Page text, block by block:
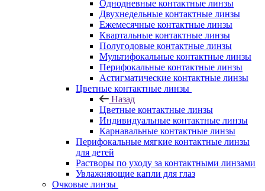
Однодневные контактные линзы
Двухнедельные контактные линзы
Ежемесячные контактные линзы
Квартальные контактные линзы
Полугодовые контактные линзы
Мультифокальные контактные линзы
Перифокальные контактные линзы
Астигматические контактные линзы
Цветные контактные линзы
Назад
Цветные контактные линзы
Индивидуальные контактные линзы
Карнавальные контактные линзы
Перифокальные мягкие контактные линзы
для детей
Растворы по уходу за контактными линзами
Увлажняющие капли для глаз
Очковые линзы